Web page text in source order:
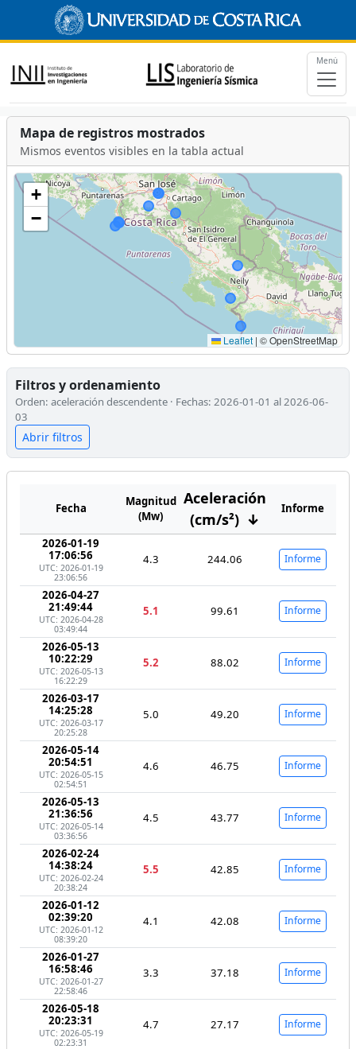
Menú
Mapa de registros mostrados
Mismos eventos visibles en la tabla actual
+
−
Leaflet | © OpenStreetMap
Filtros y ordenamiento
Orden: aceleración descendente · Fechas: 2026-01-01 al 2026-06-
03
Abrir filtros
Fecha
Magnitud
(Mw)
Aceleración
(cm/s²) ↓
Informe
2026-01-19
17:06:56
UTC: 2026-01-19
23:06:56
4.3 244.06 Informe
2026-04-27
21:49:44
UTC: 2026-04-28
03:49:44
5.1 99.61 Informe
2026-05-13
10:22:29
UTC: 2026-05-13
16:22:29
5.2 88.02 Informe
2026-03-17
14:25:28
UTC: 2026-03-17
20:25:28
5.0 49.20 Informe
2026-05-14
20:54:51
UTC: 2026-05-15
02:54:51
4.6 46.75 Informe
2026-05-13
21:36:56
UTC: 2026-05-14
03:36:56
4.5 43.77 Informe
2026-02-24
14:38:24
UTC: 2026-02-24
20:38:24
5.5 42.85 Informe
2026-01-12
02:39:20
UTC: 2026-01-12
08:39:20
4.1 42.08 Informe
2026-01-27
16:58:46
UTC: 2026-01-27
22:58:46
3.3 37.18 Informe
2026-05-18
20:23:31
UTC: 2026-05-19
02:23:31
4.7 27.17 Informe